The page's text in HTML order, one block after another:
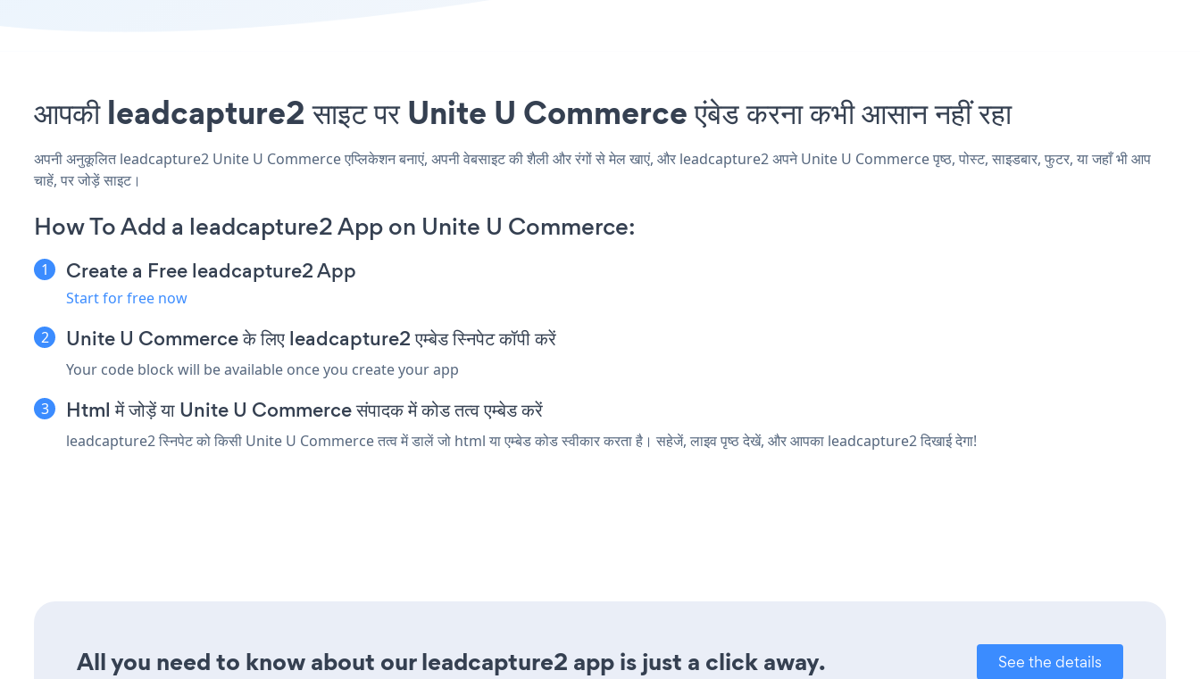
आपकी leadcapture2 साइट पर Unite U Commerce एंबेड करना कभी आसान नहीं रहा
अपनी अनुकूलित leadcapture2 Unite U Commerce एप्लिकेशन बनाएं, अपनी वेबसाइट की शैली और रंगों से मेल खाएं, और leadcapture2 अपने Unite U Commerce पृष्ठ, पोस्ट, साइडबार, फुटर, या जहाँ भी आप
चाहें, पर जोड़ें साइट।
How To Add a leadcapture2 App on Unite U Commerce:
Create a Free leadcapture2 App
Start for free now
Unite U Commerce के लिए leadcapture2 एम्बेड स्निपेट कॉपी करें
Your code block will be available once you create your app
Html में जोड़ें या Unite U Commerce संपादक में कोड तत्व एम्बेड करें
leadcapture2 स्निपेट को किसी Unite U Commerce तत्व में डालें जो html या एम्बेड कोड स्वीकार करता है। सहेजें, लाइव पृष्ठ देखें, और आपका leadcapture2 दिखाई देगा!
All you need to know about our leadcapture2 app is just a click away. See the details